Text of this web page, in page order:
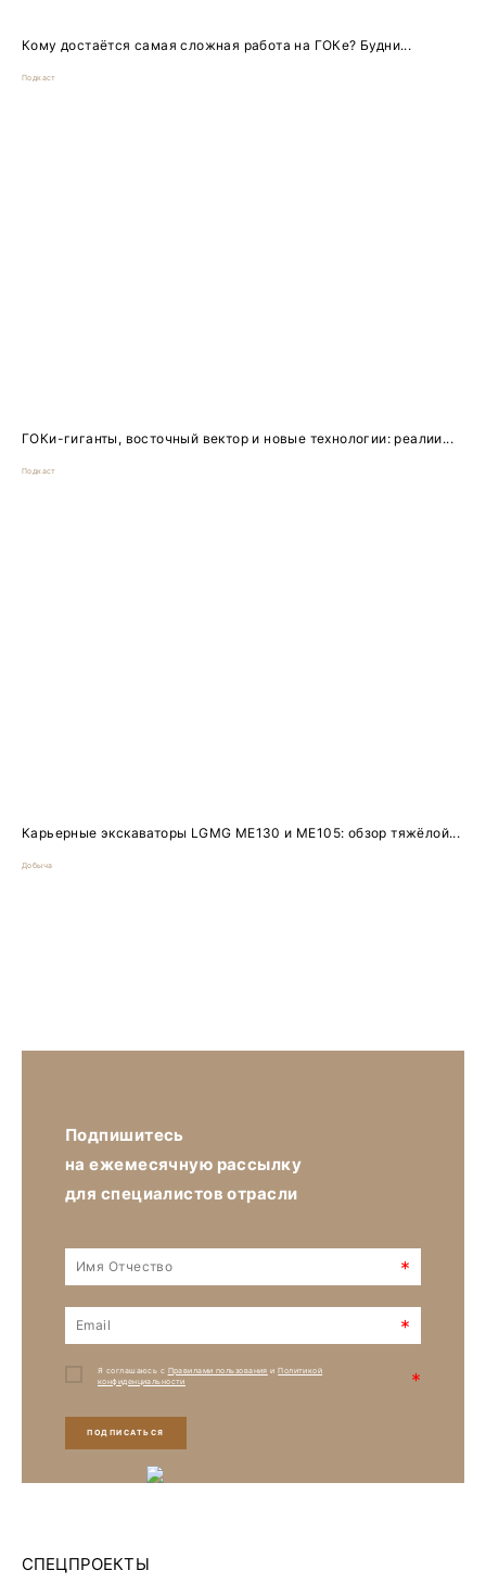
Кому достаётся самая сложная работа на ГОКе? Будни...
Подкаст
ГОКи-гиганты, восточный вектор и новые технологии: реалии...
Подкаст
Карьерные экскаваторы LGMG ME130 и ME105: обзор тяжёлой...
Добыча
Подпишитесь
на ежемесячную рассылку
для специалистов отрасли
*
*
Я соглашаюсь с Правилами пользования иПолитикой
конфиденциальности
*
ПОДПИСАТЬСЯ
СПЕЦПРОЕКТЫ